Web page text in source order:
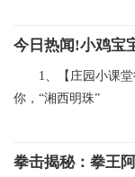
1、【庄园小课
你，“湘西明珠”